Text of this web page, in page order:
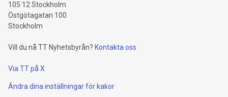
105 12 Stockholm
Östgötagatan 100
Stockholm
Vill du nå TT Nyhetsbyrån? Kontakta oss
Via TT på X
Ändra dina inställningar för kakor